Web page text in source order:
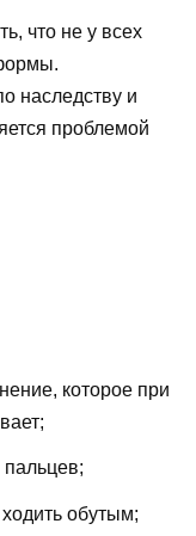
что не у всех
наследству и
проблемой
которое при
обутым;